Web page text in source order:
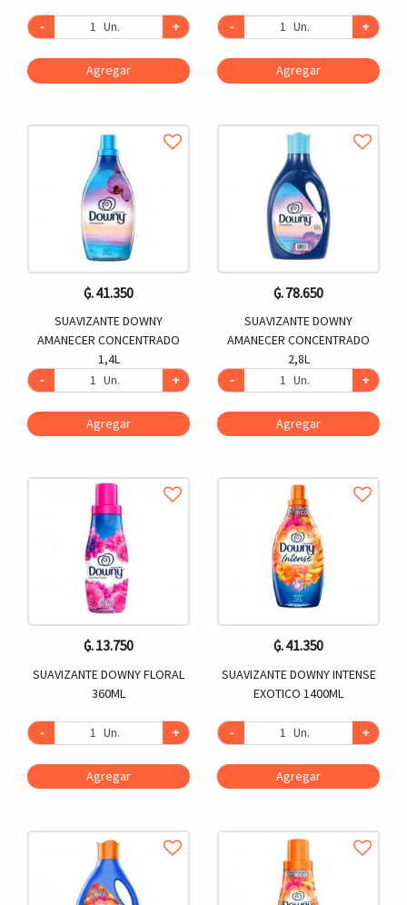
- Un. +
Agregar
- Un. +
Agregar
₲. 41.350
SUAVIZANTE DOWNY
AMANECER CONCENTRADO
1,4L
-
Un. +
Agregar
₲. 78.650
SUAVIZANTE DOWNY
AMANECER CONCENTRADO
2,8L
-
Un. +
Agregar
₲. 13.750
SUAVIZANTE DOWNY FLORAL
360ML
- Un. +
Agregar
₲. 41.350
SUAVIZANTE DOWNY INTENSE
EXOTICO 1400ML
- Un. +
Agregar